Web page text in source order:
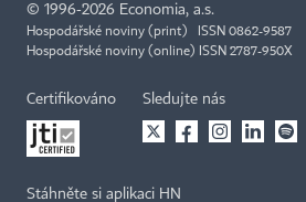
© 1996-2026 Economia, a.s.
Hospodářské noviny (print) ISSN 0862-9587
Hospodářské noviny (online) ISSN 2787-950X
Certifikováno Sledujte nás
Stáhněte si aplikaci HN